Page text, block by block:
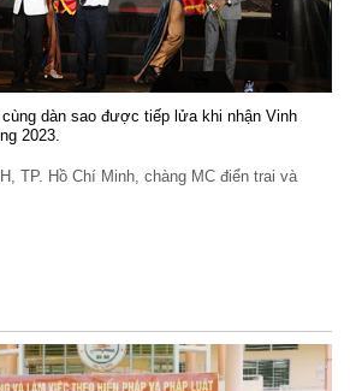
dàn sao được tiếp lửa khi nhận Vinh
2023.
TP. Hồ Chí Minh, chàng MC điển trai và